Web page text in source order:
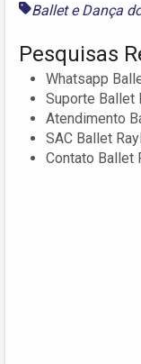
Ballet e Dança
Pesquisas
Whatsapp
Suporte Ballet
Atendimento
SAC Ballet
Contato Ballet